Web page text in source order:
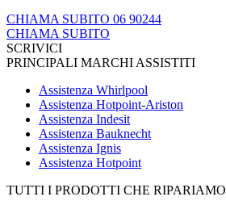
CHIAMA SUBITO 06 90244
CHIAMA SUBITO
SCRIVICI
PRINCIPALI MARCHI ASSISTITI
Assistenza Whirlpool
Assistenza Hotpoint-Ariston
Assistenza Indesit
Assistenza Bauknecht
Assistenza Ignis
Assistenza Hotpoint
TUTTI I PRODOTTI CHE RIPARIAMO